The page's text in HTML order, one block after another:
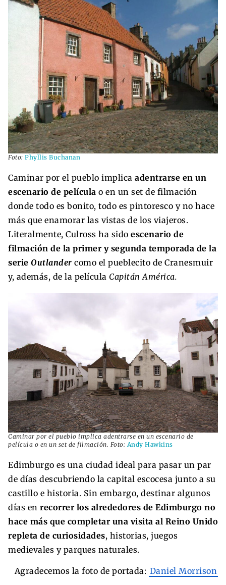
Foto: Phyllis Buchanan
Caminar por el pueblo implica adentrarse en un
escenario de película o en un set de filmación
donde todo es bonito, todo es pintoresco y no hace
más que enamorar las vistas de los viajeros.
Literalmente, Culross ha sido escenario de
filmación de la primer y segunda temporada de la
serie Outlander como el pueblecito de Cranesmuir
y, además, de la película Capitán América.
Caminar por el pueblo implica adentrarse en un escenario de
película o en un set de filmación. Foto: Andy Hawkins
Edimburgo es una ciudad ideal para pasar un par
de días descubriendo la capital escocesa junto a su
castillo e historia. Sin embargo, destinar algunos
días en recorrer los alrededores de Edimburgo no
hace más que completar una visita al Reino Unido
repleta de curiosidades, historias, juegos
medievales y parques naturales.
Agradecemos la foto de portada: Daniel Morrison